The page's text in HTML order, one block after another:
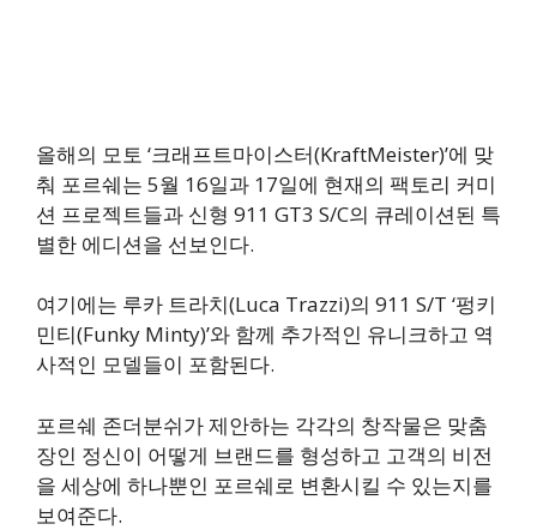
올해의 모토 ‘크래프트마이스터(KraftMeister)’에 맞
춰 포르쉐는 5월 16일과 17일에 현재의 팩토리 커미
션 프로젝트들과 신형 911 GT3 S/C의 큐레이션된 특
별한 에디션을 선보인다.
여기에는 루카 트라치(Luca Trazzi)의 911 S/T ‘펑키
민티(Funky Minty)’와 함께 추가적인 유니크하고 역
사적인 모델들이 포함된다.
포르쉐 존더분쉬가 제안하는 각각의 창작물은 맞춤
장인 정신이 어떻게 브랜드를 형성하고 고객의 비전
을 세상에 하나뿐인 포르쉐로 변환시킬 수 있는지를
보여준다.